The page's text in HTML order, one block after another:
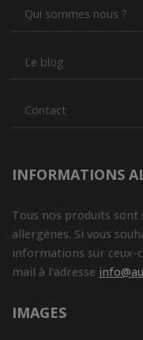
Qui sommes nous ?
Le blog
Contact
INFORMATIONS
Tous nos produits sont
allergènes. Si vous
informations sur ceux-
mail à l'adresse
IMAGES